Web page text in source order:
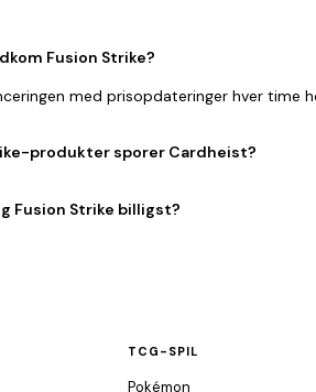
Fusion Strike?
med prisopdateringer hver time
produkter sporer Cardheist?
Fusion Strike billigst?
TCG-SPIL
Pokémon